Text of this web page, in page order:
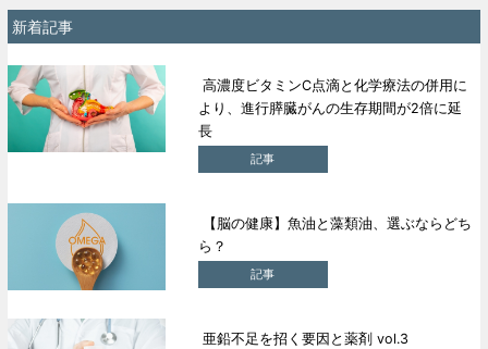
新着記事
高濃度ビタミンC点滴と化学療法の併用に
より、進行膵臓がんの生存期間が2倍に延
長
記事
【脳の健康】魚油と藻類油、選ぶならどち
ら？
記事
亜鉛不足を招く要因と薬剤 vol.3